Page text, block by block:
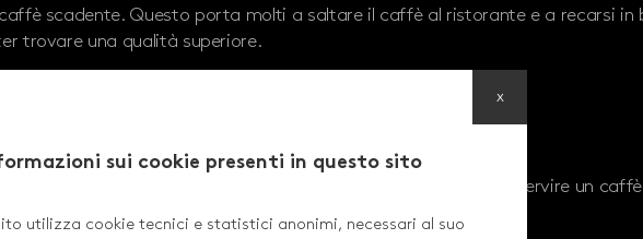
caffè scadente. Questo porta molti a saltare il caffè al ristorante e a recarsi in
trovare una qualità superiore.
di Qualità
attivamente per sensibilizzare i ristoratori sull'importanza di servire un
sui cookie presenti in questo sito
utilizza cookie tecnici e statistici anonimi, necessari al suo
x